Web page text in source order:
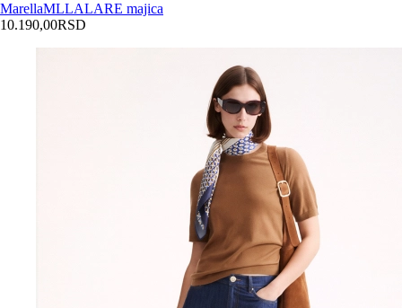
MarellaMLLALARE majica
10.190,00RSD